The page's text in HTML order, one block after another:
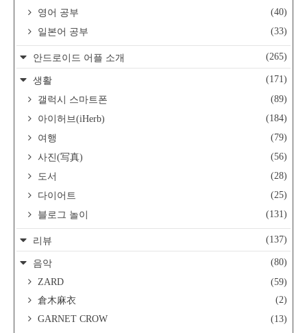
영어 공부
(40)
일본어 공부
(33)
안드로이드 어플 소개 (265)
생활
(171)
갤럭시 스마트폰
(89)
아이허브(iHerb)
(184)
여행
(79)
사진(写真)
(56)
도서
(28)
다이어트
(25)
블로그 놀이
(131)
리뷰 (137)
음악
(80)
ZARD
(59)
倉木麻衣
(2)
GARNET CROW
(13)